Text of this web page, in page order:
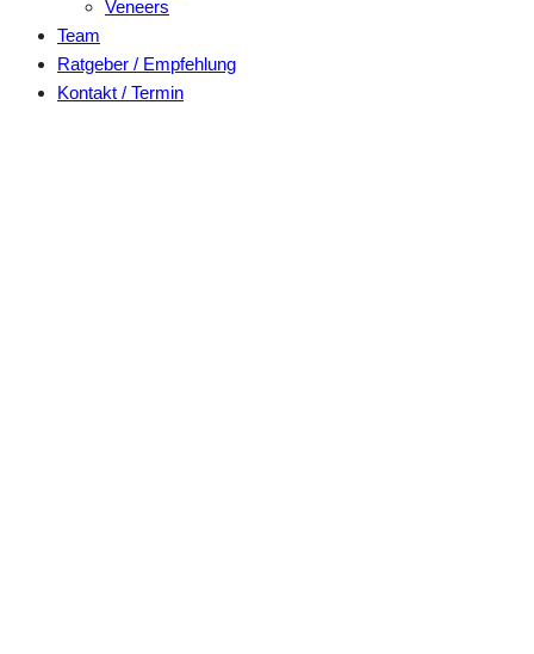
Veneers
Team
Ratgeber / Empfehlung
Kontakt / Termin